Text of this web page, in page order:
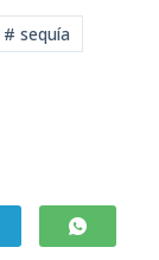
# sequía